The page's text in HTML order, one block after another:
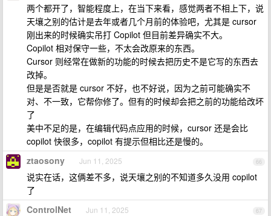
两个都开了，智能程度上，在当下来看，感觉两者不相上下，说
天壤之别的估计是去年或者几个月前的体验吧，尤其是 cursor
刚出来的时候确实吊打 Copilot 但目前差异确实不大。
Copilot 相对保守一些，不太会改原来的东西。
Cursor 则经常在做新的功能的时候去把历史不是它写的东西去
改掉。
但是是否就是 cursor 不好，也不好说，因为之前可能确实不
对、不一致，它帮你修了。但有的时候却会把之前的功能给改坏
了
美中不足的是，在编辑代码点应用的时候，cursor 还是会比
copilot 快很多，copilot 有提示但相比还是慢的。
66
ztaosony Jun 11, 2025
说实在话，这俩差不多，说天壤之别的不知道多久没用 copilot
了
67
ControlNet Jun 11, 2025